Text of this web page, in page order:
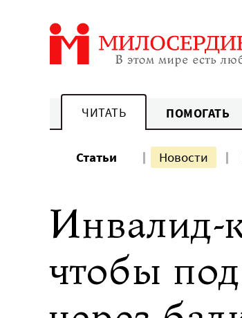
ЧИТАТЬ ПОМОГАТЬ
Статьи Новости
Инвалид-
чтобы